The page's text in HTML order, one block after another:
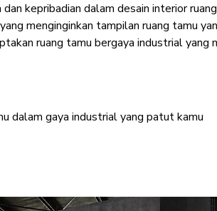
Ruang
kepribadian dalam desain interior
menginginkan tampilan ruang tamu
ruang tamu bergaya industrial yang
dalam gaya industrial yang patut kamu